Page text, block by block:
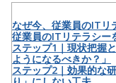
なぜ今、従業員のITリ
従業員のITリテラシー
ステップ1｜現状把握
ようになるべきか？」
ステップ2｜効果的な